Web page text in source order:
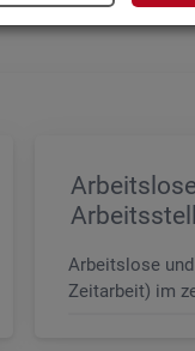
Arbeitslose
Zeitarbeit) im